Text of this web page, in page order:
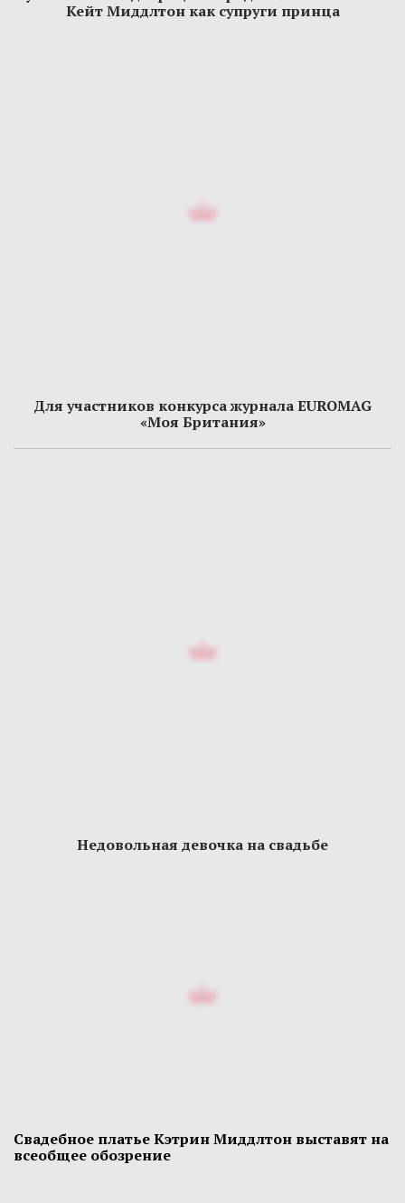
Кейт Миддлтон как супруги принца
Для участников конкурса журнала EUROMAG
«Моя Британия»
Недовольная девочка на свадьбе
Свадебное платье Кэтрин Миддлтон выставят на
всеобщее обозрение